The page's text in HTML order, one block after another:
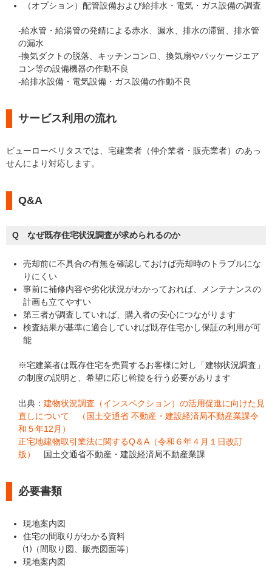
（オプション）配管設備および給排水・電気・ガス設備の調査
-給水管・給湯管の発錆による赤水、漏水、排水の滞留、排水管
の漏水
-換気ダクトの脱落、キッチンコンロ、換気扇やパッケージエア
コン等の設備機器の作動不良
-給排水設備・電気設備・ガス設備の作動不良
サービス利用の流れ
ビューローベリタスでは、宅建業者（仲介業者・販売業者）のあっ
せんにより対応します。
Q&A
Q なぜ既存住宅状況調査が求められるのか
売却前に不具合の有無を確認しておけば売却時のトラブルにな
りにくい
事前に補修内容や劣化状況がわかっておれば、メンテナンスの
計画も立てやすい
第三者が調査していれば、購入者の安心につながります
検査結果が基準に適合していれば既存住宅かし保証の利用が可
能
※宅建業者は既存住宅を売買するお客様に対し「建物状況調査」
の制度の説明と、希望に応じ斡旋を行う必要があります
出典： 建物状況調査（インスペクション）の活用促進に向けた見
直しについて （国土交通省 不動産・建設経済局不動産業課令
和５年12月）
正宅地建物取引業法に関するQ＆A（令和６年４月１日改訂
版）
国土交通省不動産・建設経済局不動産業課
必要書類
現地案内図
住宅の間取りがわかる資料
⑴（間取り図、販売図面等）
現地案内図